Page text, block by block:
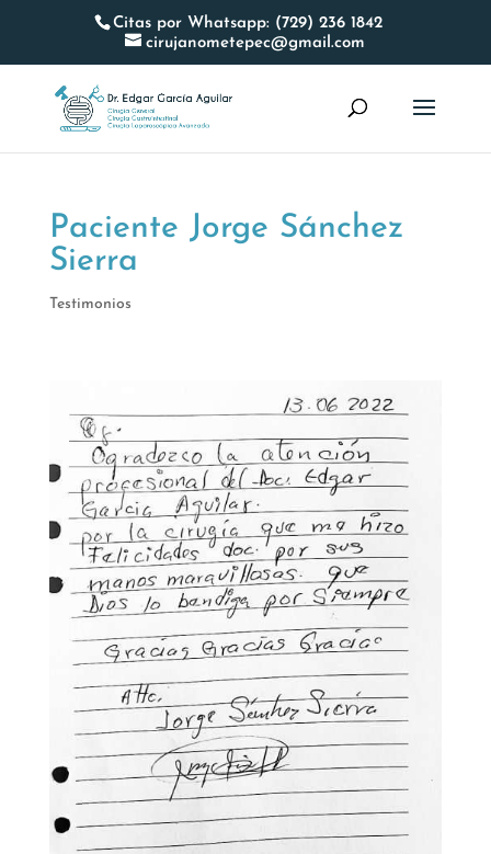
Citas por Whatsapp: (729) 236 1842
cirujanometepec@gmail.com
Paciente Jorge Sánchez
Sierra
Testimonios